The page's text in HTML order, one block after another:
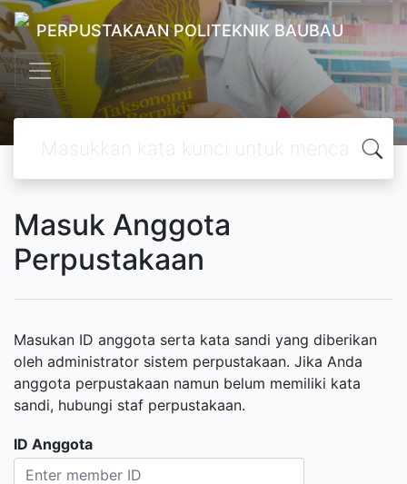
PERPUSTAKAAN POLITEKNIK BAUBAU
Masuk Anggota
Perpustakaan
Masukan ID anggota serta kata sandi yang diberikan
oleh administrator sistem perpustakaan. Jika Anda
anggota perpustakaan namun belum memiliki kata
sandi, hubungi staf perpustakaan.
ID Anggota